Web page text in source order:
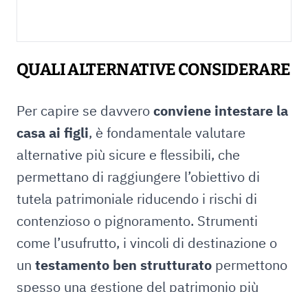
QUALI ALTERNATIVE CONSIDERARE
Per capire se davveroconviene intestare la
casa ai figli, è fondamentale valutare
alternative più sicure e flessibili, che
permettano di raggiungere l’obiettivo di
tutela patrimoniale riducendo i rischi di
contenzioso o pignoramento. Strumenti
come l’usufrutto, i vincoli di destinazione o
un testamento ben strutturato permettono
spesso una gestione del patrimonio più